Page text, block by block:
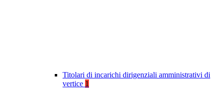
Titolari di incarichi dirigenziali amministrativi di
vertice 1